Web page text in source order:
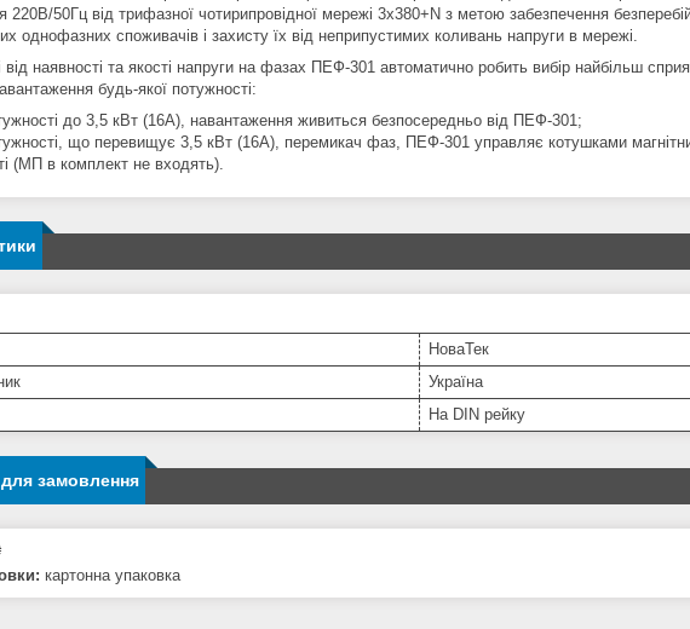
220В/50Гц від трифазної чотирипровідної мережі 3х380+N з метою забезпечення
однофазних споживачів і захисту їх від неприпустимих коливань напруги в мережі.
від наявності та якості напруги на фазах ПЕФ-301 автоматично робить вибір найбільш
будь-якої потужності:
до 3,5 кВт (16А), навантаження живиться безпосередньо від ПЕФ-301;
що перевищує 3,5 кВт (16А), перемикач фаз, ПЕФ-301 управляє котушками
(МП в комплект не входять).
НоваТек
Україна
На DIN рейку
замовлення
картонна упаковка